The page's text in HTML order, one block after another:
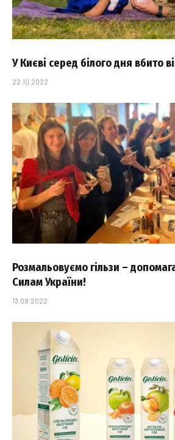
У Києві серед білого дня вбито
22.10.2022
Розмальовуємо гільзи –
Силам України!
13.08.2022